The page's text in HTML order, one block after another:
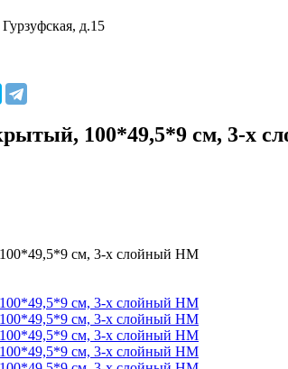
д.15
100*49,5*9 см, 3-х
см, 3-х слойный НМ